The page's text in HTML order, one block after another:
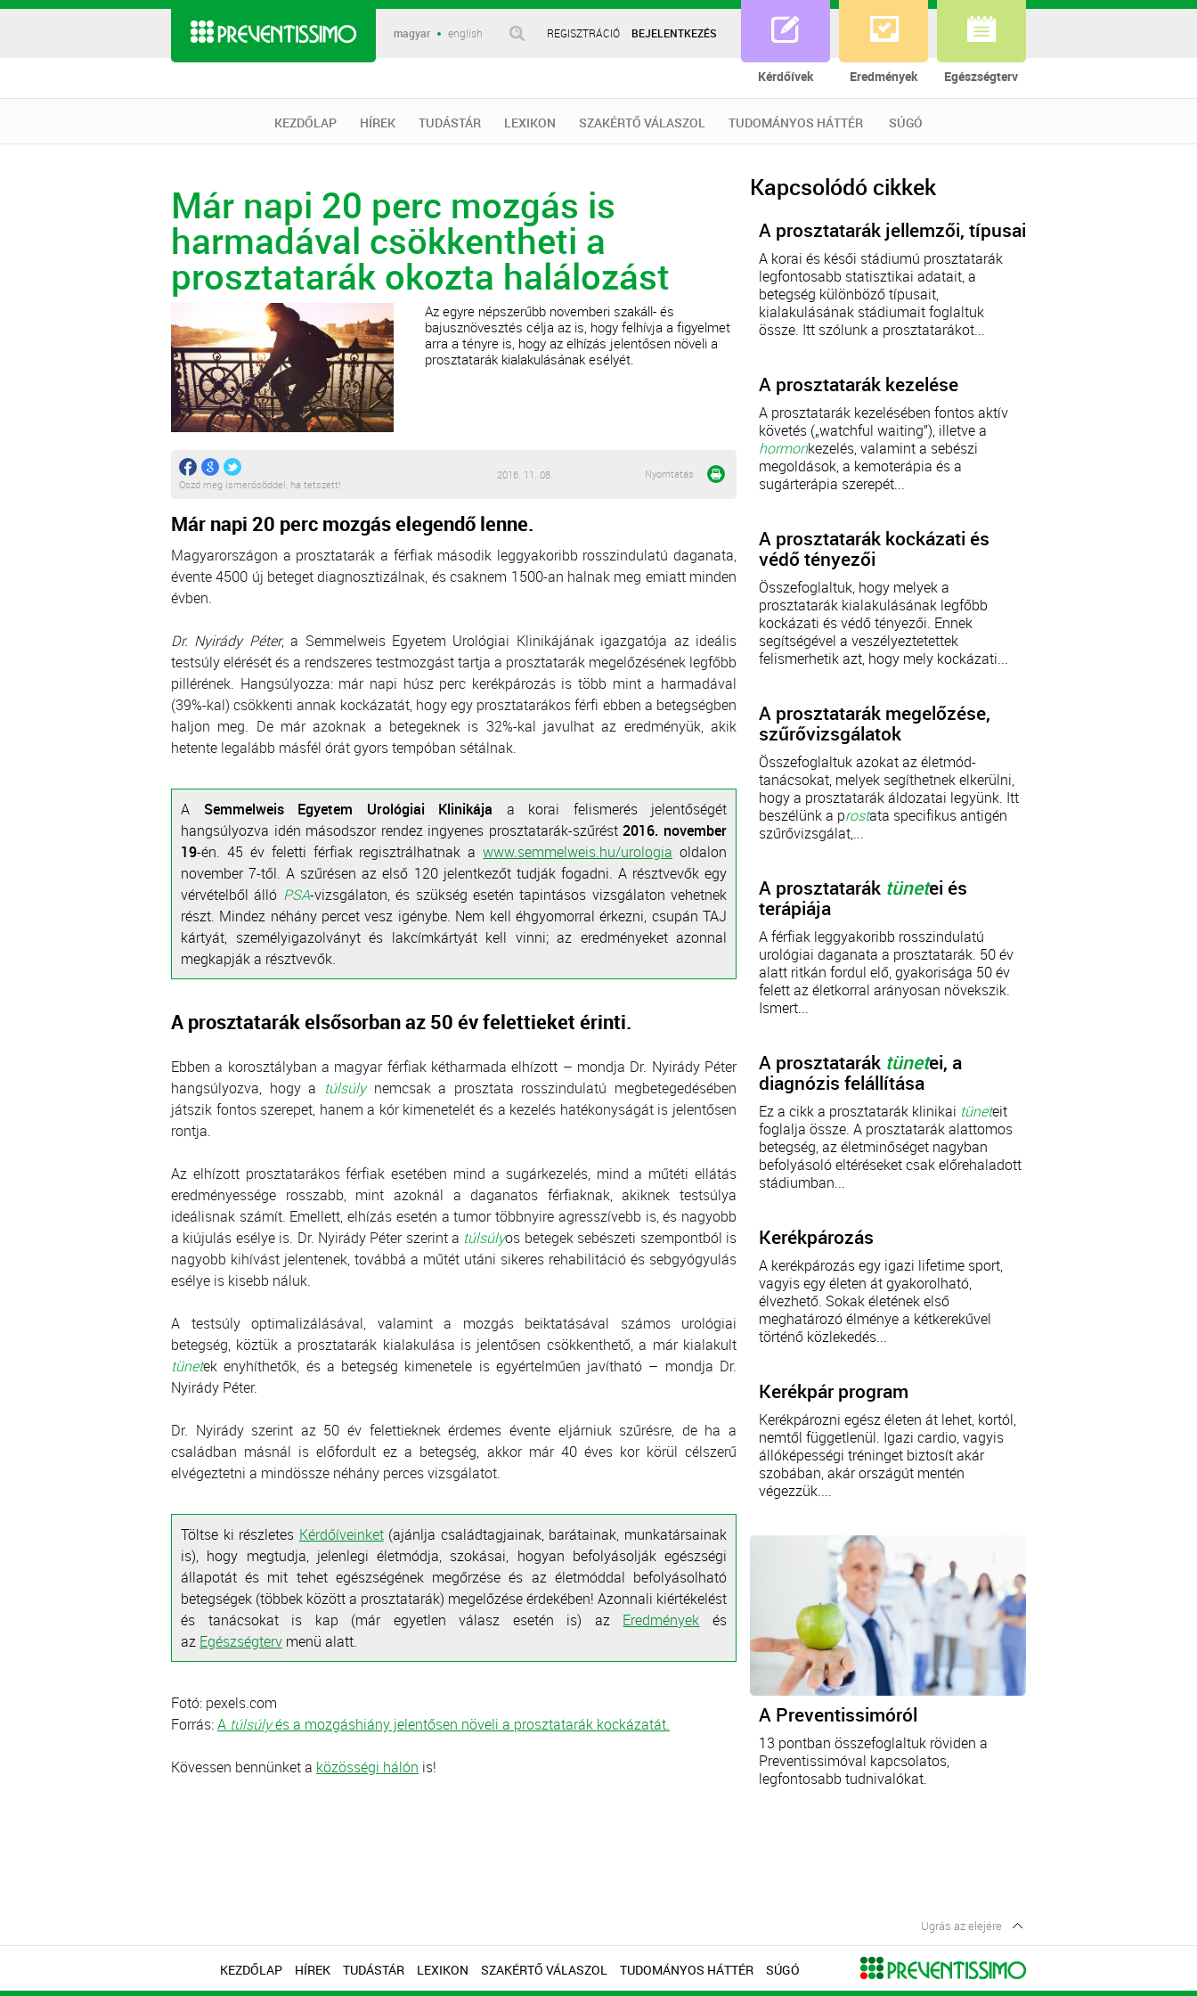
magyar english REGISZTRÁCIÓ BEJELENTKEZÉS
Kérdőívek Eredmények Egészségterv
KEZDŐLAP HÍREK TUDÁSTÁR LEXIKON SZAKÉRTŐ VÁLASZOL TUDOMÁNYOS HÁTTÉR SÚGÓ
Már napi 20 perc mozgás is
harmadával csökkentheti a
prosztatarák okozta halálozást
Az egyre népszerűbb novemberi szakáll- és
bajusznövesztés célja az is, hogy felhívja a figyelmet
arra a tényre is, hogy az elhízás jelentősen növeli a
prosztatarák kialakulásának esélyét.
Oszd meg ismerősöddel, ha tetszett!
2016. 11. 08. Nyomtatás
Már napi 20 perc mozgás elegendő lenne.
Magyarországon a prosztatarák a férfiak második leggyakoribb rosszindulatú daganata,
évente 4500 új beteget diagnosztizálnak, és csaknem 1500-an halnak meg emiatt minden
évben.
Dr. Nyirády Péter, a Semmelweis Egyetem Urológiai Klinikájának igazgatója az ideális
testsúly elérését és a rendszeres testmozgást tartja a prosztatarák megelőzésének legfőbb
pillérének. Hangsúlyozza: már napi húsz perc kerékpározás is több mint a harmadával
(39%-kal) csökkenti annak kockázatát, hogy egy prosztatarákos férfi ebben a betegségben
haljon meg. De már azoknak a betegeknek is 32%-kal javulhat az eredményük, akik
hetente legalább másfél órát gyors tempóban sétálnak.
A Semmelweis Egyetem Urológiai Klinikája a korai felismerés jelentőségét
hangsúlyozva idén másodszor rendez ingyenes prosztatarák-szűrést2016. november
19-én. 45 év feletti férfiak regisztrálhatnak awww.semmelweis.hu/urologia oldalon
november 7-től. A szűrésen az első 120 jelentkezőt tudják fogadni. A résztvevők egy
vérvételből álló PSA-vizsgálaton, és szükség esetén tapintásos vizsgálaton vehetnek
részt. Mindez néhány percet vesz igénybe. Nem kell éhgyomorral érkezni, csupán TAJ
kártyát, személyigazolványt és lakcímkártyát kell vinni; az eredményeket azonnal
megkapják a résztvevők.
A prosztatarák elsősorban az 50 év felettieket érinti.
Ebben a korosztályban a magyar férfiak kétharmada elhízott – mondja Dr. Nyirády Péter
hangsúlyozva, hogy a túlsúlynemcsak a prosztata rosszindulatú megbetegedésében
játszik fontos szerepet, hanem a kór kimenetelét és a kezelés hatékonyságát is jelentősen
rontja.
Az elhízott prosztatarákos férfiak esetében mind a sugárkezelés, mind a műtéti ellátás
eredményessége rosszabb, mint azoknál a daganatos férfiaknak, akiknek testsúlya
ideálisnak számít. Emellett, elhízás esetén a tumor többnyire agresszívebb is, és nagyobb
a kiújulás esélye is. Dr. Nyirády Péter szerint a túlsúlyos betegek sebészeti szempontból is
nagyobb kihívást jelentenek, továbbá a műtét utáni sikeres rehabilitáció és sebgyógyulás
esélye is kisebb náluk.
A testsúly optimalizálásával, valamint a mozgás beiktatásával számos urológiai
betegség, köztük a prosztatarák kialakulása is jelentősen csökkenthető, a már kialakult
tünetek enyhíthetők, és a betegség kimenetele is egyértelműen javítható – mondja Dr.
Nyirády Péter.
Dr. Nyirády szerint az 50 év felettieknek érdemes évente eljárniuk szűrésre, de ha a
családban másnál is előfordult ez a betegség, akkor már 40 éves kor körül célszerű
elvégeztetni a mindössze néhány perces vizsgálatot.
Töltse ki részletes Kérdőíveinket (ajánlja családtagjainak, barátainak, munkatársainak
is), hogy megtudja, jelenlegi életmódja, szokásai, hogyan befolyásolják egészségi
állapotát és mit tehet egészségének megőrzése és az életmóddal befolyásolható
betegségek (többek között a prosztatarák) megelőzése érdekében! Azonnali kiértékelést
és tanácsokat is kap (már egyetlen válasz esetén is) az Eredmények
és
az Egészségterv menü alatt.
Fotó: pexels.com
Forrás:A túlsúlyés a mozgáshiány jelentősen növeli a prosztatarák kockázatát.
Kövessen bennünket a közösségi hálón is!
Kapcsolódó cikkek
A prosztatarák jellemzői, típusai
A korai és késői stádiumú prosztatarák
legfontosabb statisztikai adatait, a
betegség különböző típusait,
kialakulásának stádiumait foglaltuk
össze. Itt szólunk a prosztatarákot...
A prosztatarák kezelése
A prosztatarák kezelésében fontos aktív
követés („watchful waiting”), illetve a
hormonkezelés, valamint a sebészi
megoldások, a kemoterápia és a
sugárterápia szerepét...
A prosztatarák kockázati és
védő tényezői
Összefoglaltuk, hogy melyek a
prosztatarák kialakulásának legfőbb
kockázati és védő tényezői. Ennek
segítségével a veszélyeztetettek
felismerhetik azt, hogy mely kockázati...
A prosztatarák megelőzése,
szűrővizsgálatok
Összefoglaltuk azokat az életmód-
tanácsokat, melyek segíthetnek elkerülni,
hogy a prosztatarák áldozatai legyünk. Itt
beszélünk a prostata specifikus antigén
szűrővizsgálat,...
A prosztatarák tünetei és
terápiája
A férfiak leggyakoribb rosszindulatú
urológiai daganata a prosztatarák. 50 év
alatt ritkán fordul elő, gyakorisága 50 év
felett az életkorral arányosan növekszik.
Ismert...
A prosztatarák tünetei, a
diagnózis felállítása
Ez a cikk a prosztatarák klinikai tüneteit
foglalja össze. A prosztatarák alattomos
betegség, az életminőséget nagyban
befolyásoló eltéréseket csak előrehaladott
stádiumban...
Kerékpározás
A kerékpározás egy igazi lifetime sport,
vagyis egy életen át gyakorolható,
élvezhető. Sokak életének első
meghatározó élménye a kétkerekűvel
történő közlekedés...
Kerékpár program
Kerékpározni egész életen át lehet, kortól,
nemtől függetlenül. Igazi cardio, vagyis
állóképességi tréninget biztosít akár
szobában, akár országút mentén
végezzük....
A Preventissimóról
13 pontban összefoglaltuk röviden a
Preventissimóval kapcsolatos,
legfontosabb tudnivalókat.
KEZDŐLAP HÍREK TUDÁSTÁR LEXIKON SZAKÉRTŐ VÁLASZOL TUDOMÁNYOS HÁTTÉR SÚGÓ
Ugrás az elejére